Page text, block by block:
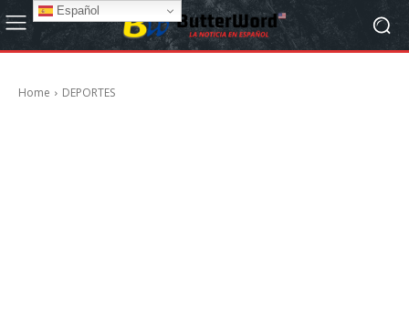
Home DEPORTES
Español